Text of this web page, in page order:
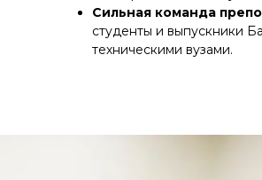
Сильная команда
студенты и выпускники
техническими вузами.